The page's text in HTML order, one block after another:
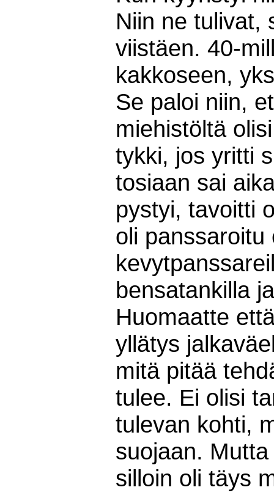
Niin ne tulivat,
viistäen. 40-
kakkoseen,
Se paloi niin,
miehistöltä
tykki, jos yritti
tosiaan sai
pystyi, tavoitti
oli panssaroitu
bensatankilla
Huomaatte
yllätys
mitä pitää
tulee. Ei olisi
tulevan kohti,
suojaan.
silloin oli täys